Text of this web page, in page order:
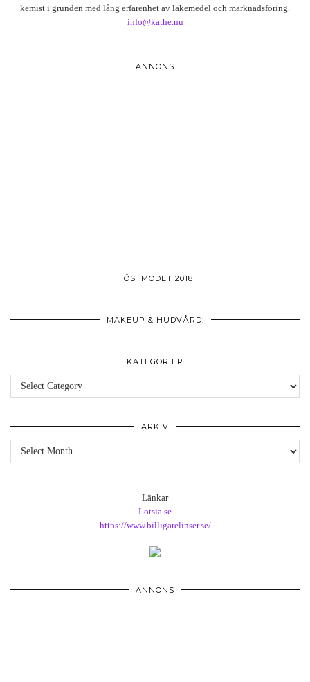
kemist i grunden med lång erfarenhet av läkemedel och marknadsföring.
info@kathe.nu
ANNONS
HÖSTMODET 2018
MAKEUP & HUDVÅRD:
KATEGORIER
Kategorier
ARKIV
Arkiv
Länkar
Lotsia.se
https://www.billigarelinser.se/
ANNONS